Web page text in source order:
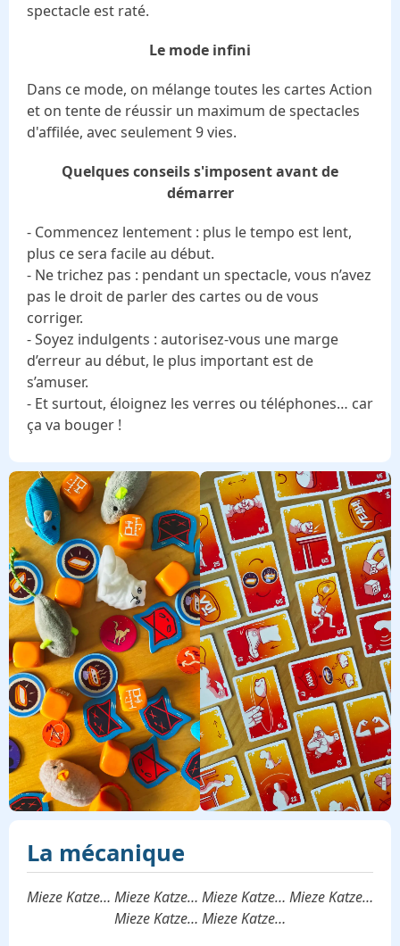
spectacle est raté.
Le mode infini
Dans ce mode, on mélange toutes les cartes Action
et on tente de réussir un maximum de spectacles
d'affilée, avec seulement 9 vies.
Quelques conseils s'imposent avant de
démarrer
- Commencez lentement : plus le tempo est lent,
plus ce sera facile au début.
- Ne trichez pas : pendant un spectacle, vous n’avez
pas le droit de parler des cartes ou de vous
corriger.
- Soyez indulgents : autorisez-vous une marge
d’erreur au début, le plus important est de
s’amuser.
- Et surtout, éloignez les verres ou téléphones… car
ça va bouger !
La mécanique
Mieze Katze… Mieze Katze… Mieze Katze… Mieze Katze…
Mieze Katze… Mieze Katze…